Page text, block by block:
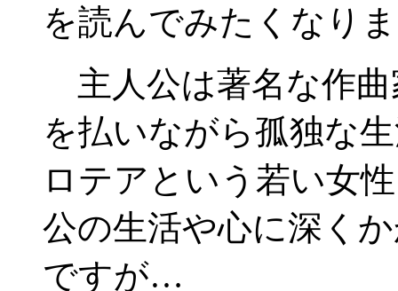
を読んでみたくなり
主人公は著名な作曲
を払いながら孤独な
ロテアという若い女
公の生活や心に深く
ですが…